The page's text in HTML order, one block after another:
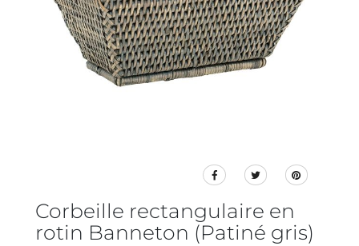
Corbeille rectangulaire en
rotin Banneton (Patiné gris)